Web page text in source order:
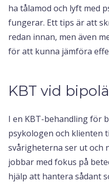
ha tålamod och lyft med
fungerar. Ett tips är att
redan innan, men även
för att kunna jämföra
KBT vid
I en KBT-behandling för
psykologen och klienten
svårigheterna ser ut och
jobbar med fokus på
hjälp att hantera sådant